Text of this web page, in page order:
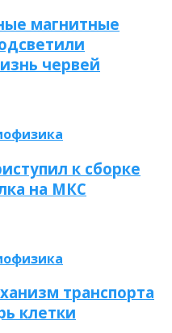
магнитные
червей
к сборке
на МКС
транспорта
клетки